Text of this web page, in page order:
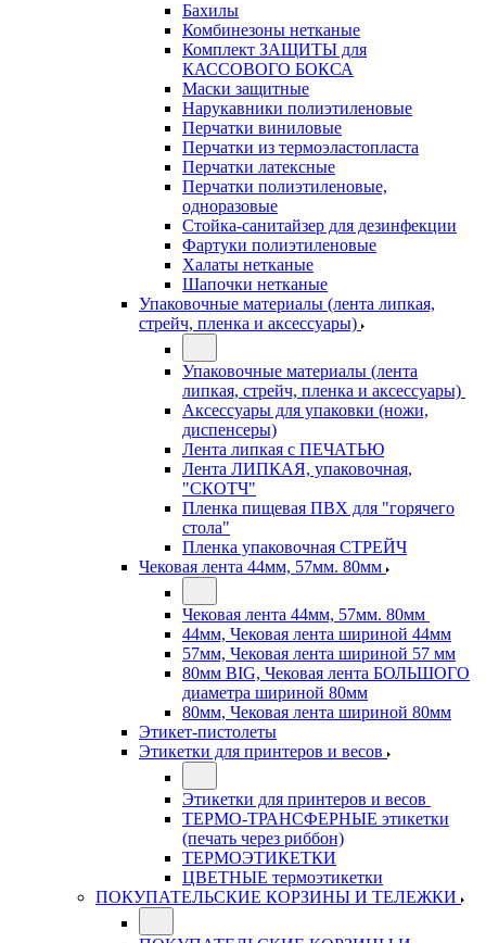
Бахилы
Комбинезоны нетканые
Комплект ЗАЩИТЫ для
КАССОВОГО БОКСА
Маски защитные
Нарукавники полиэтиленовые
Перчатки виниловые
Перчатки из термоэластопласта
Перчатки латексные
Перчатки полиэтиленовые,
одноразовые
Стойка-санитайзер для дезинфекции
Фартуки полиэтиленовые
Халаты нетканые
Шапочки нетканые
Упаковочные материалы (лента липкая,
стрейч, пленка и аксессуары)
Упаковочные материалы (лента
липкая, стрейч, пленка и аксессуары)
Аксессуары для упаковки (ножи,
диспенсеры)
Лента липкая с ПЕЧАТЬЮ
Лента ЛИПКАЯ, упаковочная,
"СКОТЧ"
Пленка пищевая ПВХ для "горячего
стола"
Пленка упаковочная СТРЕЙЧ
Чековая лента 44мм, 57мм. 80мм
Чековая лента 44мм, 57мм. 80мм
44мм, Чековая лента шириной 44мм
57мм, Чековая лента шириной 57 мм
80мм BIG, Чековая лента БОЛЬШОГО
диаметра шириной 80мм
80мм, Чековая лента шириной 80мм
Этикет-пистолеты
Этикетки для принтеров и весов
Этикетки для принтеров и весов
ТЕРМО-ТРАНСФЕРНЫЕ этикетки
(печать через риббон)
ТЕРМОЭТИКЕТКИ
ЦВЕТНЫЕ термоэтикетки
ПОКУПАТЕЛЬСКИЕ КОРЗИНЫ И ТЕЛЕЖКИ